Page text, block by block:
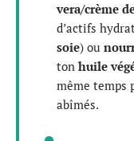
vera/crème
d’actifs
soie) ou
ton huile
même temps
abîmés.